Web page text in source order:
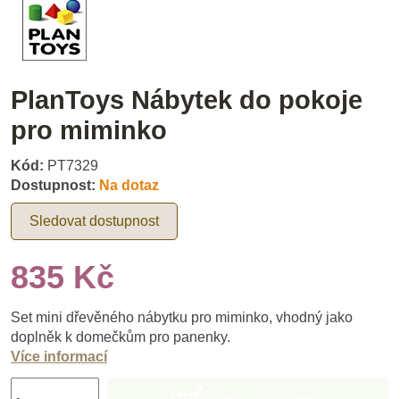
PlanToys Nábytek do pokoje
pro miminko
Kód: PT7329
Dostupnost: Na dotaz
Sledovat dostupnost
835 Kč
Set mini dřevěného nábytku pro miminko, vhodný jako
doplněk k domečkům pro panenky.
Více informací